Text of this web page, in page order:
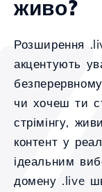
живо?
Розширення
акцентують
чи хочеш ти
стрімінгу,
контент у
ідеальним
домену .live